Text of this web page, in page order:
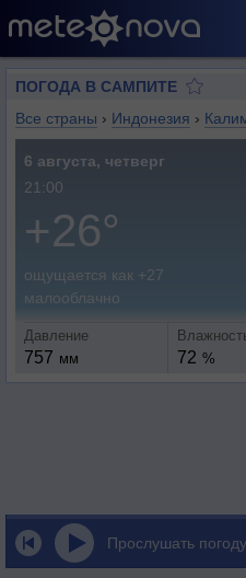
ПОГОДА В САМПИТЕ
Все страны › Индонезия ›
6 августа, четверг
21:00
+26°
ощущается как +27
малооблачно
Давление
757 мм 72 %
Прослушать